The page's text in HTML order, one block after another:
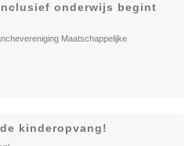
onderwijs begint
Maatschappelijke
kinderopvang!